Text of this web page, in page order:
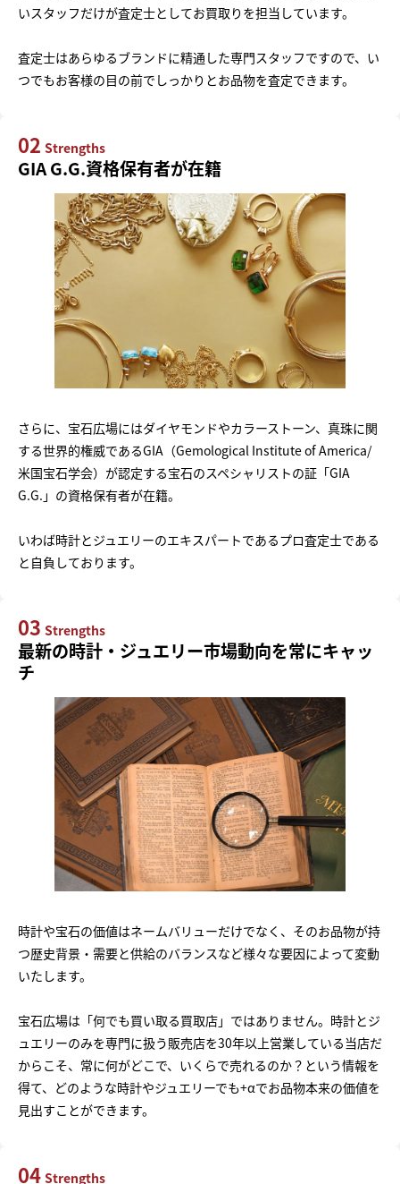
いスタッフだけが査定士としてお買取りを担当しています。
査定士はあらゆるブランドに精通した専門スタッフですので、い
つでもお客様の目の前でしっかりとお品物を査定できます。
02 Strengths
GIA G.G.資格保有者が在籍
さらに、宝石広場にはダイヤモンドやカラーストーン、真珠に関
する世界的権威であるGIA（Gemological Institute of America/
米国宝石学会）が認定する宝石のスペシャリストの証「GIA
G.G.」の資格保有者が在籍。
いわば時計とジュエリーのエキスパートであるプロ査定士である
と自負しております。
03 Strengths
最新の時計・ジュエリー市場動向を常にキャッ
チ
時計や宝石の価値はネームバリューだけでなく、そのお品物が持
つ歴史背景・需要と供給のバランスなど様々な要因によって変動
いたします。
宝石広場は「何でも買い取る買取店」ではありません。時計とジ
ュエリーのみを専門に扱う販売店を30年以上営業している当店だ
からこそ、常に何がどこで、いくらで売れるのか？という情報を
得て、どのような時計やジュエリーでも+αでお品物本来の価値を
見出すことができます。
04 Strengths